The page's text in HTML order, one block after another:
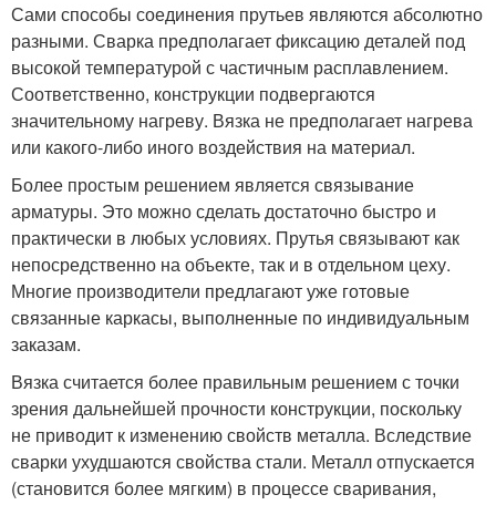
Сами способы соединения прутьев являются абсолютно
разными. Сварка предполагает фиксацию деталей под
высокой температурой с частичным расплавлением.
Соответственно, конструкции подвергаются
значительному нагреву. Вязка не предполагает нагрева
или какого-либо иного воздействия на материал.
Более простым решением является связывание
арматуры. Это можно сделать достаточно быстро и
практически в любых условиях. Прутья связывают как
непосредственно на объекте, так и в отдельном цеху.
Многие производители предлагают уже готовые
связанные каркасы, выполненные по индивидуальным
заказам.
Вязка считается более правильным решением с точки
зрения дальнейшей прочности конструкции, поскольку
не приводит к изменению свойств металла. Вследствие
сварки ухудшаются свойства стали. Металл отпускается
(становится более мягким) в процессе сваривания,